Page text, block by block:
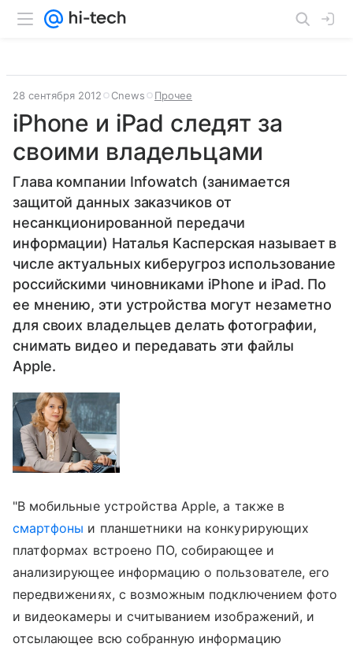
28 сентября 2012 Cnews Прочее
iPhone и iPad следят за
своими владельцами
Глава компании Infowatch (занимается
защитой данных заказчиков от
несанкционированной передачи
информации) Наталья Касперская называет в
числе актуальных киберугроз использование
российскими чиновниками iPhone и iPad. По
ее мнению, эти устройства могут незаметно
для своих владельцев делать фотографии,
снимать видео и передавать эти файлы
Apple.
"В мобильные устройства Apple, а также в
смартфоны и планшетники на конкурирующих
платформах встроено ПО, собирающее и
анализирующее информацию о пользователе, его
передвижениях, с возможным подключением фото
и видеокамеры и считыванием изображений, и
отсылающее всю собранную информацию